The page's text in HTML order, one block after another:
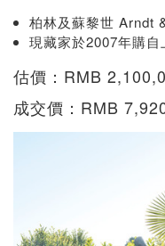
柏林及蘇黎世 Arndt
現藏家於2007年購自
估價：RMB
成交價：RMB